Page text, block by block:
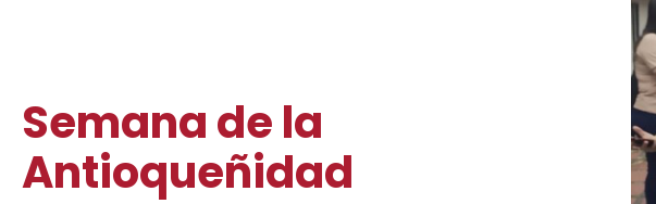
Semana de la
Antioqueñidad